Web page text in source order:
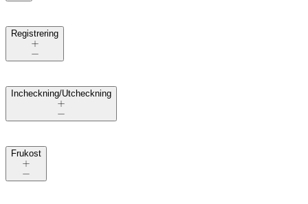
Registrering
Incheckning/Utcheckning
Frukost